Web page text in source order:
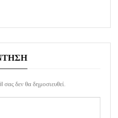
δεν θα δημοσιευθεί.